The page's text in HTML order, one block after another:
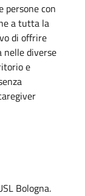
con
a tutta la
di offrire
diverse
e
Bologna.